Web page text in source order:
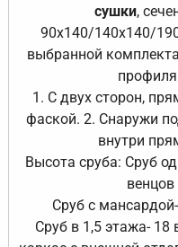
сушки,
90х140/140х140/
выбранной
1. С двух сторон,
фаской. 2. Снаружи
внутри
Высота сруба: Сруб
венцов
Сруб с
Сруб в 1,5 этажа- 18